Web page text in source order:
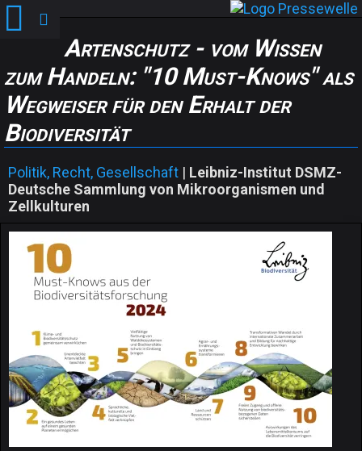
Artenschutz - vom Wissen
zum Handeln: "10 Must-Knows" als
Wegweiser für den Erhalt der
Biodiversität
Politik, Recht, Gesellschaft | Leibniz-Institut DSMZ-
Deutsche Sammlung von Mikroorganismen und
Zellkulturen